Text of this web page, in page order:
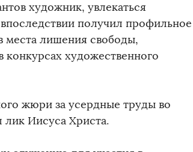
художник, увлекаться
получил профильное
места лишения свободы,
художественного
жюри за усердные труды во
лик Иисуса Христа.